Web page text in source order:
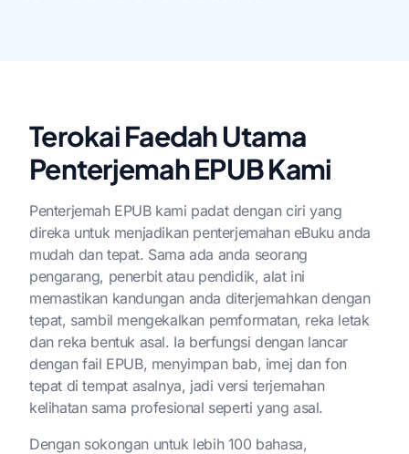
Terokai Faedah Utama
Penterjemah EPUB Kami
Penterjemah EPUB kami padat dengan ciri yang
direka untuk menjadikan penterjemahan eBuku anda
mudah dan tepat. Sama ada anda seorang
pengarang, penerbit atau pendidik, alat ini
memastikan kandungan anda diterjemahkan dengan
tepat, sambil mengekalkan pemformatan, reka letak
dan reka bentuk asal. Ia berfungsi dengan lancar
dengan fail EPUB, menyimpan bab, imej dan fon
tepat di tempat asalnya, jadi versi terjemahan
kelihatan sama profesional seperti yang asal.
Dengan sokongan untuk lebih 100 bahasa,